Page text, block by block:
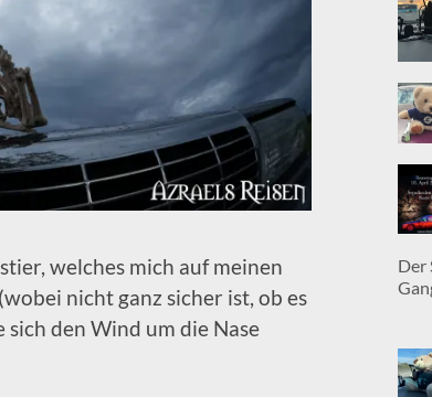
welches mich auf meinen
nicht ganz sicher ist, ob es
sich den Wind um die Nase
Der